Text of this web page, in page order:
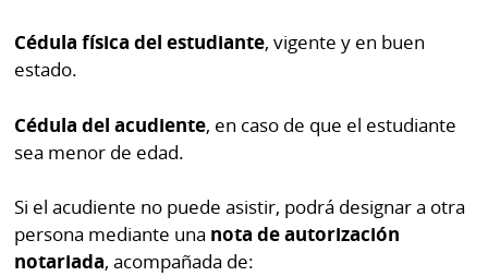
Cédula física del estudiante, vigente y en buen
estado.
Cédula del acudiente, en caso de que el estudiante
sea menor de edad.
Si el acudiente no puede asistir, podrá designar a otra
persona mediante una nota de autorización
notariada, acompañada de: